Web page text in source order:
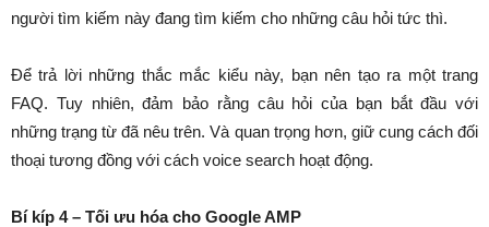
người tìm kiếm này đang tìm kiếm cho những câu hỏi tức thì.
Để trả lời những thắc mắc kiểu này, bạn nên tạo ra một trang
FAQ. Tuy nhiên, đảm bảo rằng câu hỏi của bạn bắt đầu với
những trạng từ đã nêu trên. Và quan trọng hơn, giữ cung cách đối
thoại tương đồng với cách voice search hoạt động.
Bí kíp 4 – Tối ưu hóa cho Google AMP